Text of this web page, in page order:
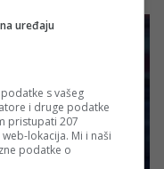
uređaju
s vašeg
i druge podatke
pristupati 207
lokacija. Mi i naši
podatke o